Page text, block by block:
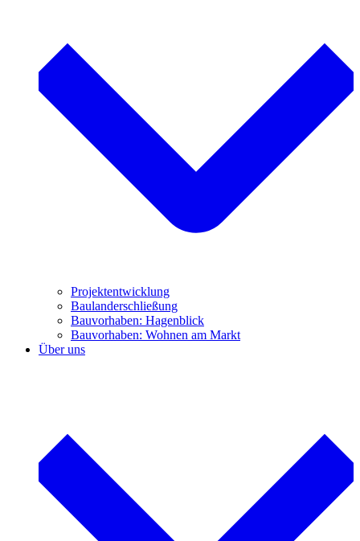
Projektentwicklung
Baulanderschließung
Bauvorhaben: Hagenblick
Bauvorhaben: Wohnen am Markt
Über uns